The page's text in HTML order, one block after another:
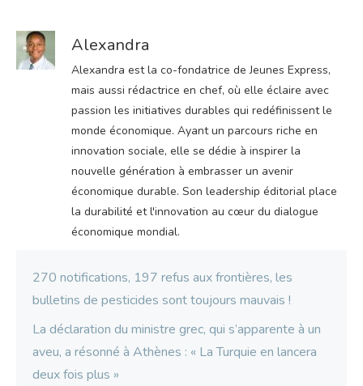
Alexandra
Alexandra est la co-fondatrice de Jeunes Express,
mais aussi rédactrice en chef, où elle éclaire avec
passion les initiatives durables qui redéfinissent le
monde économique. Ayant un parcours riche en
innovation sociale, elle se dédie à inspirer la
nouvelle génération à embrasser un avenir
économique durable. Son leadership éditorial place
la durabilité et l'innovation au cœur du dialogue
économique mondial.
270 notifications, 197 refus aux frontières, les
bulletins de pesticides sont toujours mauvais !
La déclaration du ministre grec, qui s’apparente à un
aveu, a résonné à Athènes : « La Turquie en lancera
deux fois plus »